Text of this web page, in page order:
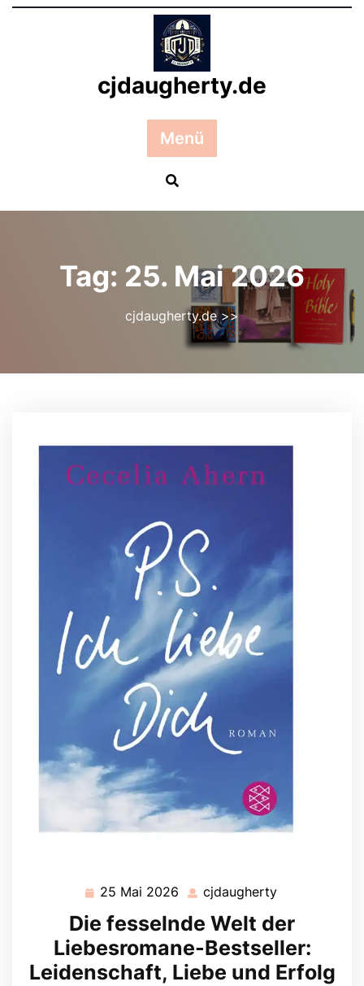
Zum
cjdaugherty.de
Menü
Tag: 25. Mai 2026
cjdaugherty.de>>
25 Mai 2026 25
Mai
2026
cjdaugherty
Die fesselnde Welt der
Liebesromane-Bestseller:
Leidenschaft, Liebe und Erfolg